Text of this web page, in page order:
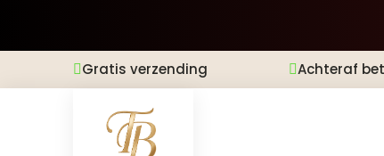
Gratis verzending Achteraf